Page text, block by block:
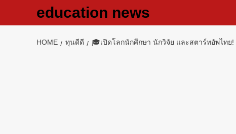
education news
HOME ทุนดีดี 🎓เปิดโลกนักศึกษา นักวิจัย และสตาร์ทอัพไท